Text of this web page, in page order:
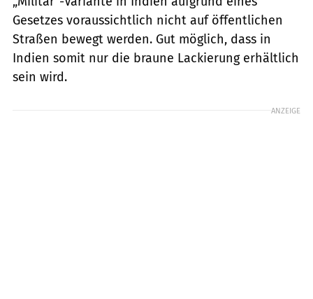
Gesetzes voraussichtlich nicht auf öffentlichen
Straßen bewegt werden. Gut möglich, dass in
Indien somit nur die braune Lackierung erhältlich
sein wird.
ANZEIGE